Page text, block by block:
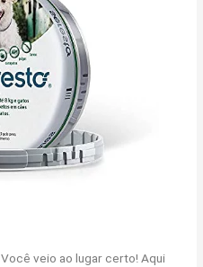
Você veio ao lugar certo! Aqui